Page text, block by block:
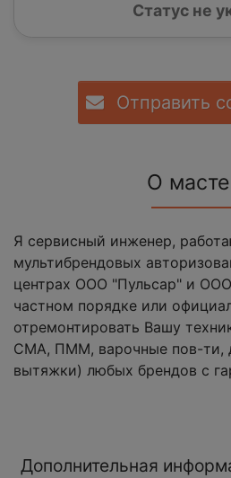
Статус не
Отправить
О
Я сервисный инженер,
мультибрендовых
центрах ООО "Пульсар" и
частном порядке или
отремонтировать Вашу
СМА, ПММ, варочные пов-ти,
вытяжки) любых брендов с
Дополнительная